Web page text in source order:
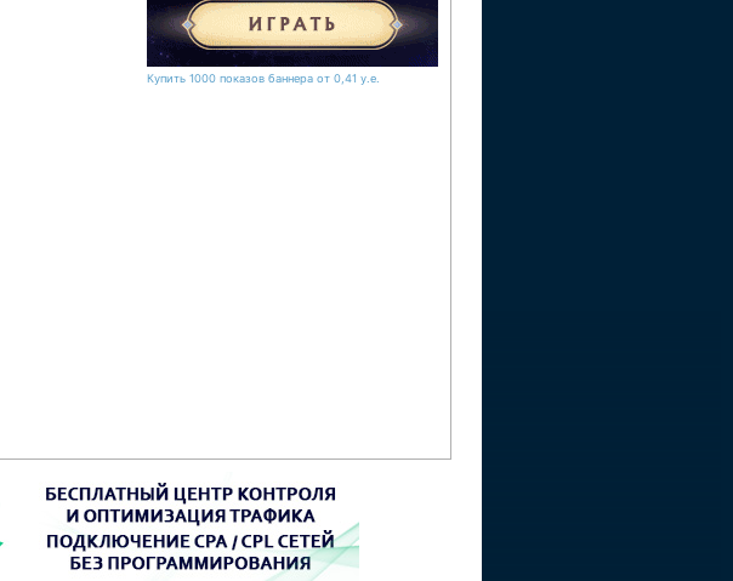
Купить 1000 показов баннера от 0,41 у.е.